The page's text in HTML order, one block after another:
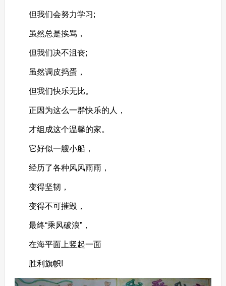
但我们会努力学习;
虽然总是挨骂，
但我们决不沮丧;
虽然调皮捣蛋，
但我们快乐无比。
正因为这么一群快乐的人，
才组成这个温馨的家。
它好似一艘小船，
经历了各种风风雨雨，
变得坚韧，
变得不可摧毁，
最终“乘风破浪”，
在海平面上竖起一面
胜利旗帜!